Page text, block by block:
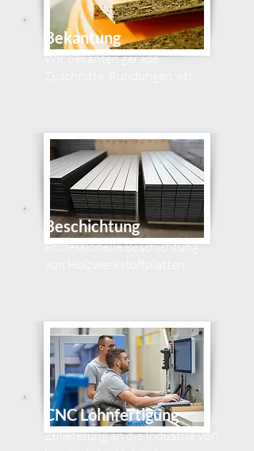
Bekantung
Wir bekanten gerade
Beschichtung
Professionelle Beschichtung
CNC Lohnfertigung
Zulieferung an die Industrie von